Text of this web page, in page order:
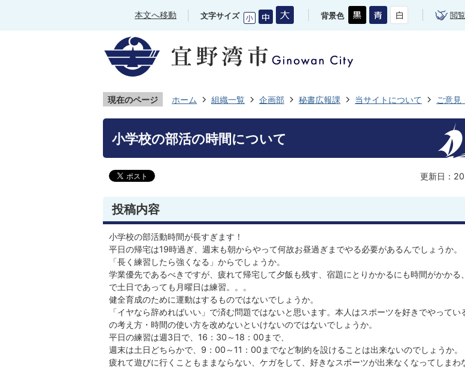
本文へ移動 文字サイズ 背景色 閲
現在のページ ホーム 組織一覧 企画部 秘書広報課 当サイトについて ご意見
小学校の部活の時間について
更新日：
投稿内容
小学校の部活動時間が長すぎます！
平日の帰宅は19時過ぎ、週末も朝からやって何故お昼過ぎまでやる必要があるんでしょうか。
「長く練習したら強くなる」からでしょうか。
学業優先であるべきですが、疲れて帰宅して夕飯も残す、宿題にとりかかるにも時間がかかる
で土日であっても月曜日は練習。。。
健全育成のために運動はするものではないでしょうか。
「イヤなら辞めればいい」で済む問題ではないと思います。本人はスポーツを好きでやってい
の考え方・時間の使い方を改めないといけないのではないでしょうか。
平日の練習は週3日で、16：30～18：00まで、
週末は土日どちらかで、9：00～11：00までなど制約を設けることは出来ないのでしょうか。
疲れて遊びに行くこともままならない、ケガをして、好きなスポーツが出来なくなってしまわ